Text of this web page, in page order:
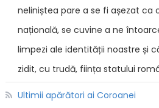
neliniștea pare a se fi așezat ca
națională, se cuvine a ne
limpezi ale identității noastre și
zidit, cu trudă, ființa statului
Ultimii apărători ai Coroanei